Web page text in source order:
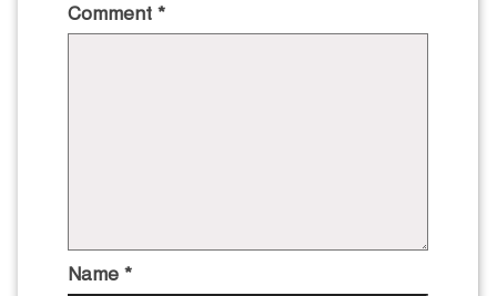
Comment *
Name *